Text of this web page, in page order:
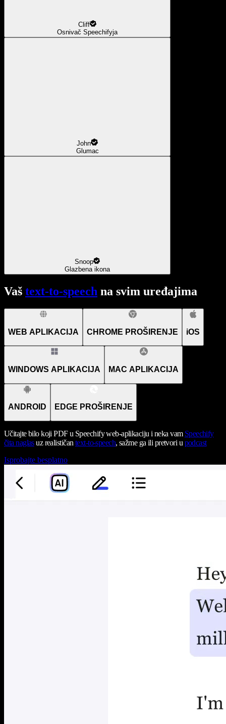
Cliff
Osnivač Speechifyja
John
Glumac
Snoop
Glazbena ikona
Vaš text-to-speech na svim uređajima
WEB APLIKACIJA CHROME PROŠIRENJE iOS
WINDOWS APLIKACIJA MAC APLIKACIJA
ANDROID EDGE PROŠIRENJE
Učitajte bilo koji PDF u Speechify web-aplikaciju i neka vam Speechify
čita naglasuz realističan text-to-speech, sažme ga ili pretvori u podcast
Isprobajte besplatno